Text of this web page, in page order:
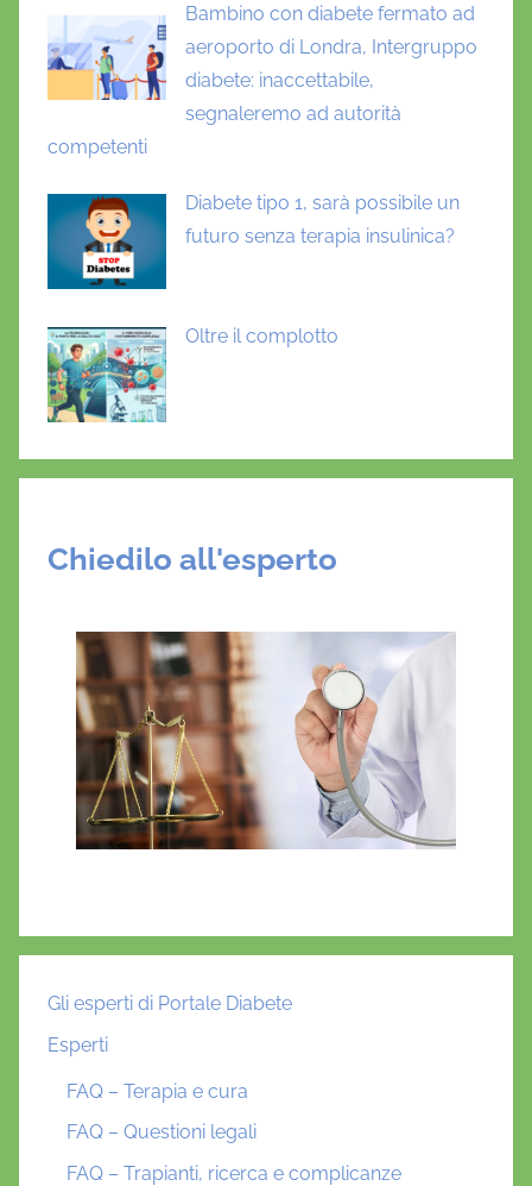
Bambino con diabete fermato ad
aeroporto di Londra, Intergruppo
diabete: inaccettabile,
segnaleremo ad autorità
competenti
Diabete tipo 1, sarà possibile un
futuro senza terapia insulinica?
Oltre il complotto
Chiedilo all'esperto
Gli esperti di Portale Diabete
Esperti
FAQ – Terapia e cura
FAQ – Questioni legali
FAQ – Trapianti, ricerca e complicanze